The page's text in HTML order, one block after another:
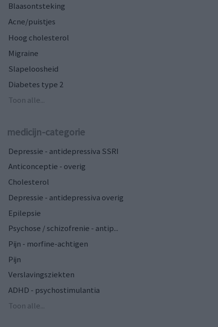
Blaasontsteking
Acne/puistjes
Hoog cholesterol
Migraine
Slapeloosheid
Diabetes type 2
Toon alle...
medicijn-categorie
Depressie - antidepressiva SSRI
Anticonceptie - overig
Cholesterol
Depressie - antidepressiva overig
Epilepsie
Psychose / schizofrenie - antip...
Pijn - morfine-achtigen
Pijn
Verslavingsziekten
ADHD - psychostimulantia
Toon alle...